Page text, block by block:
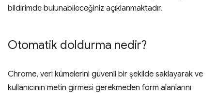
bildirimde bulunabileceğiniz açıklanmaktadır.
Otomatik doldurma nedir?
Chrome, veri kümelerini güvenli bir şekilde saklayarak ve
kullanıcının metin girmesi gerekmeden form alanlarını